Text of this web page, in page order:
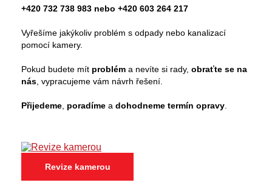
+420 732 738 983 nebo +420 603 264 217
Vyřešíme jakýkoliv problém s odpady nebo kanalizací
pomocí kamery.
Pokud budete mít problém a nevíte si rady, obraťte se na
nás , vypracujeme vám návrh řešení.
Přijedeme poradíme a dohodneme termín opravy
Revize kamerou